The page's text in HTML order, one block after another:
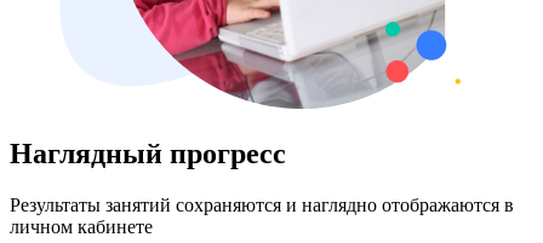
Наглядный прогресс
Результаты занятий сохраняются и наглядно отображаются в
личном кабинете